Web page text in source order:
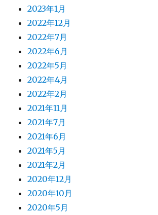
2023年1月
2022年12月
2022年7月
2022年6月
2022年5月
2022年4月
2022年2月
2021年11月
2021年7月
2021年6月
2021年5月
2021年2月
2020年12月
2020年10月
2020年5月